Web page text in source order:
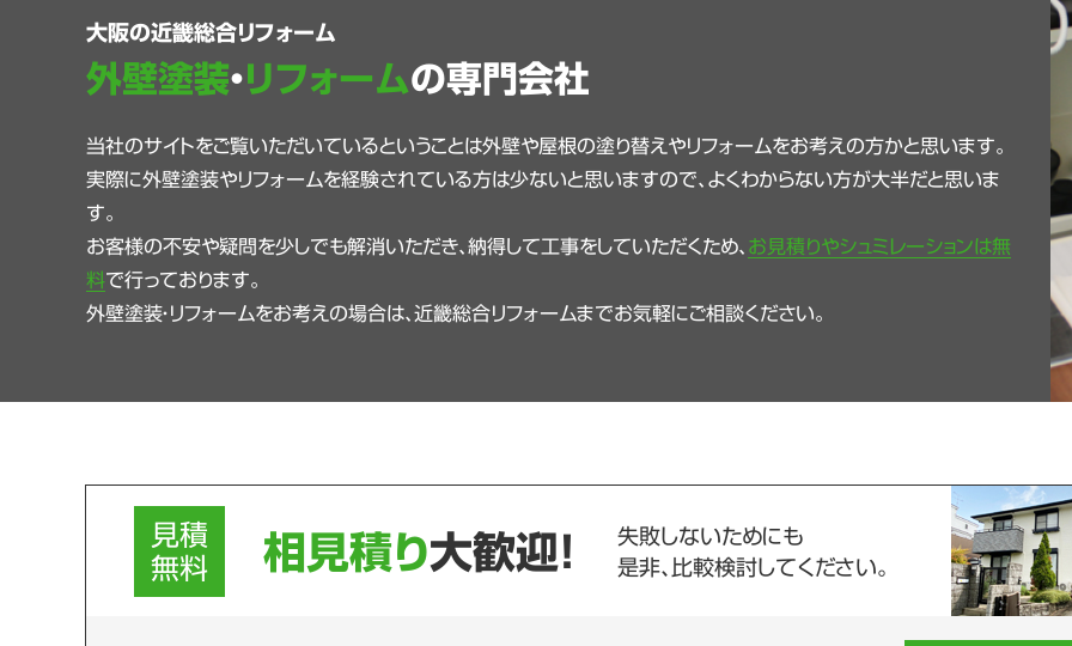
大阪の近畿総合リフォーム
外壁塗装・リフォームの専門会社
当社のサイトをご覧いただいているということは外壁や屋根の塗り替えやリフォームをお考えの方かと思います。
実際に外壁塗装やリフォームを経験されている方は少ないと思いますので、よくわからない方が大半だと思いま
す。
お客様の不安や疑問を少しでも解消いただき、納得して工事をしていただくため、 お見積りやシュミレーションは無
料で行っております。
外壁塗装・リフォームをお考えの場合は、近畿総合リフォームまでお気軽にご相談ください。
見積
無料
相見積り大歓迎！
失敗しないためにも
是非、比較検討してください。